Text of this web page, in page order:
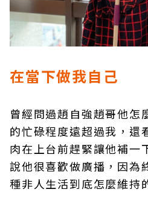
在當下做我自己
曾經問過趙自強趙哥他怎
的忙碌程度遠超過我，還
肉在上台前趕緊讓他補一
說他很喜歡做廣播，因
種非人生活到底怎麼維持